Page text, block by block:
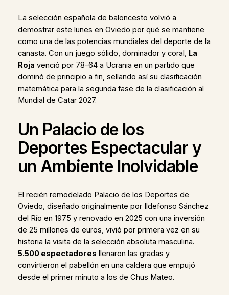
La selección española de baloncesto volvió a
demostrar este lunes en Oviedo por qué se mantiene
como una de las potencias mundiales del deporte de la
canasta. Con un juego sólido, dominador y coral, La
Roja venció por 78-64 a Ucrania en un partido que
dominó de principio a fin, sellando así su clasificación
matemática para la segunda fase de la clasificación al
Mundial de Catar 2027.
Un Palacio de los
Deportes Espectacular y
un Ambiente Inolvidable
El recién remodelado Palacio de los Deportes de
Oviedo, diseñado originalmente por Ildefonso Sánchez
del Río en 1975 y renovado en 2025 con una inversión
de 25 millones de euros, vivió por primera vez en su
historia la visita de la selección absoluta masculina.
5.500 espectadores llenaron las gradas y
convirtieron el pabellón en una caldera que empujó
desde el primer minuto a los de Chus Mateo.